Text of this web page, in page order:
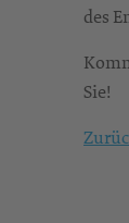
des
Sie!